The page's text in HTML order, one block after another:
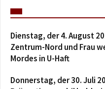
Dienstag, der 4. August
Zentrum-Nord und Frau
Mordes in U-Haft
Donnerstag, der 30. Juli